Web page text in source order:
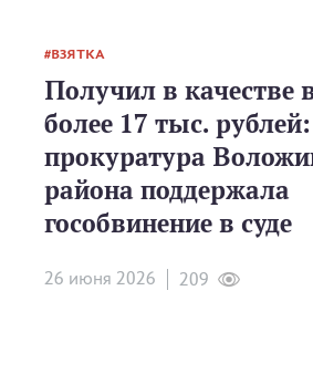
ВЗЯТКА
Получил в качестве
более 17 тыс. рублей:
прокуратура
района поддержала
гособвинение в суде
26 июня 2026 209